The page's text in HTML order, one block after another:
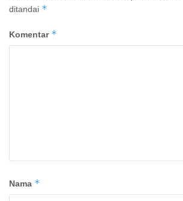
ditandai *
Komentar *
Nama *